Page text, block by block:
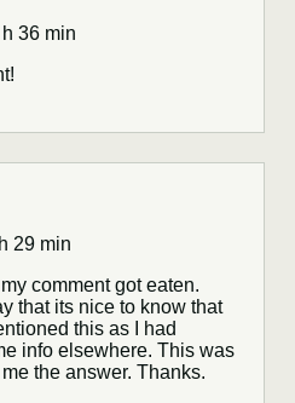
36 min
29 min
comment got eaten.
that its nice to know that
this as I had
info elsewhere. This was
the answer. Thanks.